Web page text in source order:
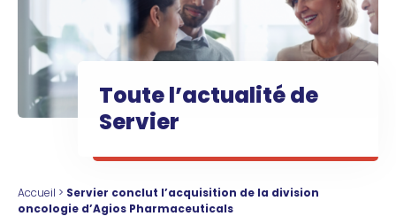
Toute l’actualité de
Servier
Accueil > Servier conclut l’acquisition de la division
oncologie d’Agios Pharmaceuticals